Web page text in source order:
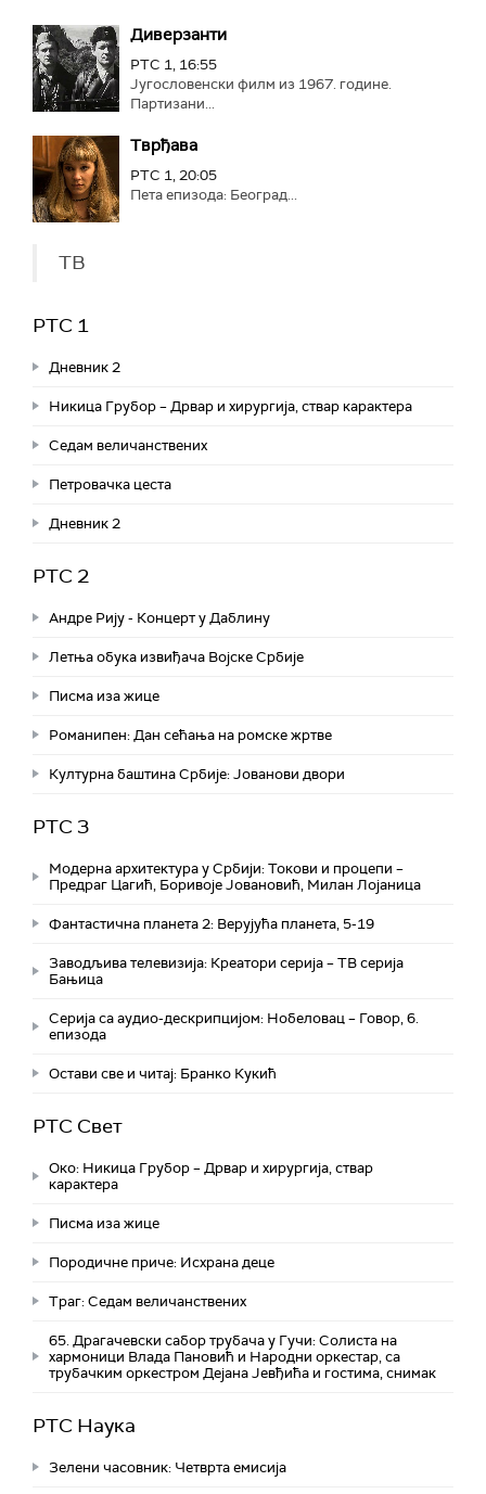
Диверзанти
РТС 1, 16:55
Југословенски филм из 1967. године.
Партизани...
Тврђава
РТС 1, 20:05
Пета епизода: Београд...
ТВ
РТС 1
Дневник 2
Никица Грубор – Дрвар и хирургија, ствар карактера
Седам величанствених
Петровачка цеста
Дневник 2
РТС 2
Андре Рију - Концерт у Даблину
Летња обука извиђача Војске Србије
Писма иза жице
Романипен: Дан сећања на ромске жртве
Културна баштина Србије: Јованови двори
РТС 3
Модерна архитектура у Србији: Токови и процепи –
Предраг Цагић, Боривоје Јовановић, Милан Лојаница
Фантастична планета 2: Верујућа планета, 5-19
Заводљива телевизија: Креатори серија – ТВ серија
Бањица
Серија са аудио-дескрипцијом: Нобеловац – Говор, 6.
епизода
Остави све и читај: Бранко Кукић
РТС Свет
Око: Никица Грубор – Дрвар и хирургија, ствар
карактера
Писма иза жице
Породичне приче: Исхрана деце
Траг: Седам величанствених
65. Драгачевски сабор трубача у Гучи: Солиста на
хармоници Влада Пановић и Народни оркестар, са
трубачким оркестром Дејана Јевђића и гостима, снимак
РТС Наука
Зелени часовник: Четврта емисија